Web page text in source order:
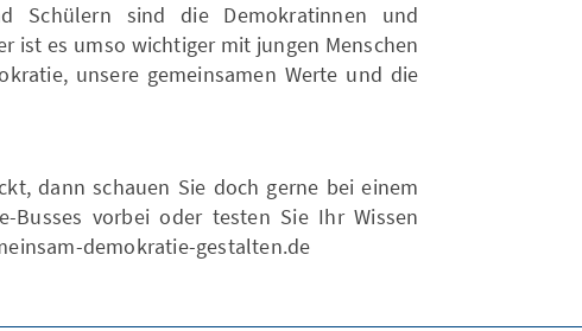
Schülern sind die Demokratinnen und
ist es umso wichtiger mit jungen Menschen
unsere gemeinsamen Werte und die
dann schauen Sie doch gerne bei einem
Busses vorbei oder testen Sie Ihr Wissen
demokratie-gestalten.de